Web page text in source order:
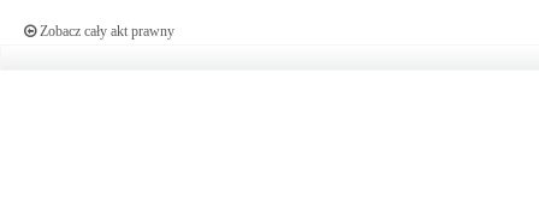
Zobacz cały akt prawny